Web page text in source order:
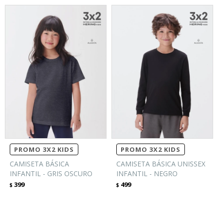
PROMO 3X2 KIDS
CAMISETA BÁSICA
INFANTIL - GRIS OSCURO
$ 399
PROMO 3X2 KIDS
CAMISETA BÁSICA UNISSEX
INFANTIL - NEGRO
$ 499